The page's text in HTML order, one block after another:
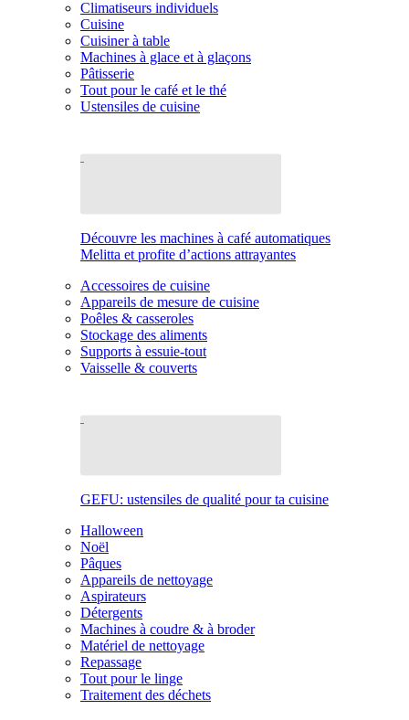
Climatiseurs individuels
Cuisine
Cuisiner à table
Machines à glace et à glaçons
Pâtisserie
Tout pour le café et le thé
Ustensiles de cuisine
Découvre les machines à café automatiques
Melitta et profite d’actions attrayantes
Accessoires de cuisine
Appareils de mesure de cuisine
Poêles & casseroles
Stockage des aliments
Supports à essuie-tout
Vaisselle & couverts
GEFU: ustensiles de qualité pour ta cuisine
Halloween
Noël
Pâques
Appareils de nettoyage
Aspirateurs
Détergents
Machines à coudre & à broder
Matériel de nettoyage
Repassage
Tout pour le linge
Traitement des déchets